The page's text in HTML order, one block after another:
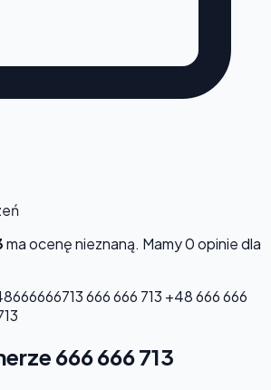
ma ocenęnieznaną. Mamy 0 opinie dla
666 666 713 +48 666 666
666 666 713